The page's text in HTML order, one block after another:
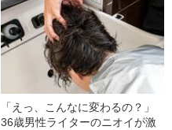
「えっ、こんなに変わるの？」
36歳男性ライターのニオイが激